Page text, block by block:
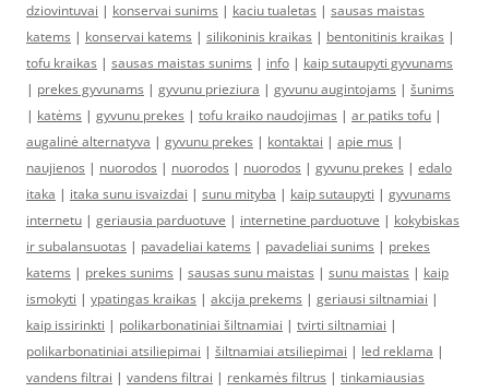
dziovintuvai | konservai sunims | kaciu tualetas | sausas maistas
katems | konservai katems | silikoninis kraikas | bentonitinis kraikas |
tofu kraikas | sausas maistas sunims | info | kaip sutaupyti gyvunams
| prekes gyvunams | gyvunu prieziura | gyvunu augintojams | šunims
| katėms | gyvunu prekes | tofu kraiko naudojimas | ar patiks tofu |
augalinė alternatyva | gyvunu prekes | kontaktai | apie mus |
naujienos | nuorodos | nuorodos | nuorodos | gyvunu prekes | edalo
itaka | itaka sunu isvaizdai | sunu mityba | kaip sutaupyti | gyvunams
internetu | geriausia parduotuve | internetine parduotuve | kokybiskas
ir subalansuotas | pavadeliai katems | pavadeliai sunims | prekes
katems | prekes sunims | sausas sunu maistas | sunu maistas | kaip
ismokyti | ypatingas kraikas | akcija prekems | geriausi siltnamiai |
kaip issirinkti | polikarbonatiniai šiltnamiai | tvirti siltnamiai |
polikarbonatiniai atsiliepimai | šiltnamiai atsiliepimai | led reklama |
vandens filtrai | vandens filtrai | renkamės filtrus | tinkamiausias